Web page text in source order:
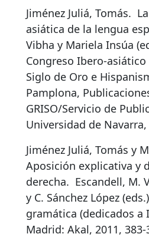
Jiménez Juliá, Tomás.
asiática de la lengua
Vibha y Mariela Insúa
Congreso Ibero-
Siglo de Oro e
Pamplona,
GRISO/Servicio de
Universidad de
Jiménez Juliá, Tomás y
Aposición explicativa y
derecha. Escandell, M.
y C. Sánchez López
gramática (dedicados a
Madrid: Akal, 2011, 383-